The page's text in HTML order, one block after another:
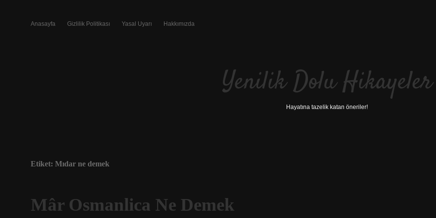
Anasayfa Gizlilik Politikası Yasal Uyarı Hakkımızda
Yenilik Dolu Hikayeler
Hayatına tazelik katan öneriler!
Etiket: Mıdar ne demek
Mâr Osmanlica Ne Demek